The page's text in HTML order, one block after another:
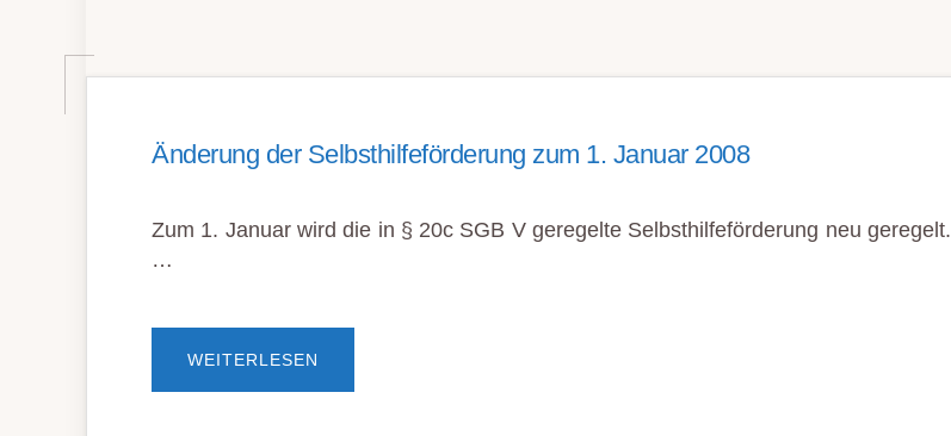
Änderung der Selbsthilfeförderung zum 1. Januar 2008
Zum 1. Januar wird die in § 20c SGB V geregelte Selbsthilfeförderung neu geregelt.
…
WEITERLESEN
SELBSTHILFEFÖRDERUNG